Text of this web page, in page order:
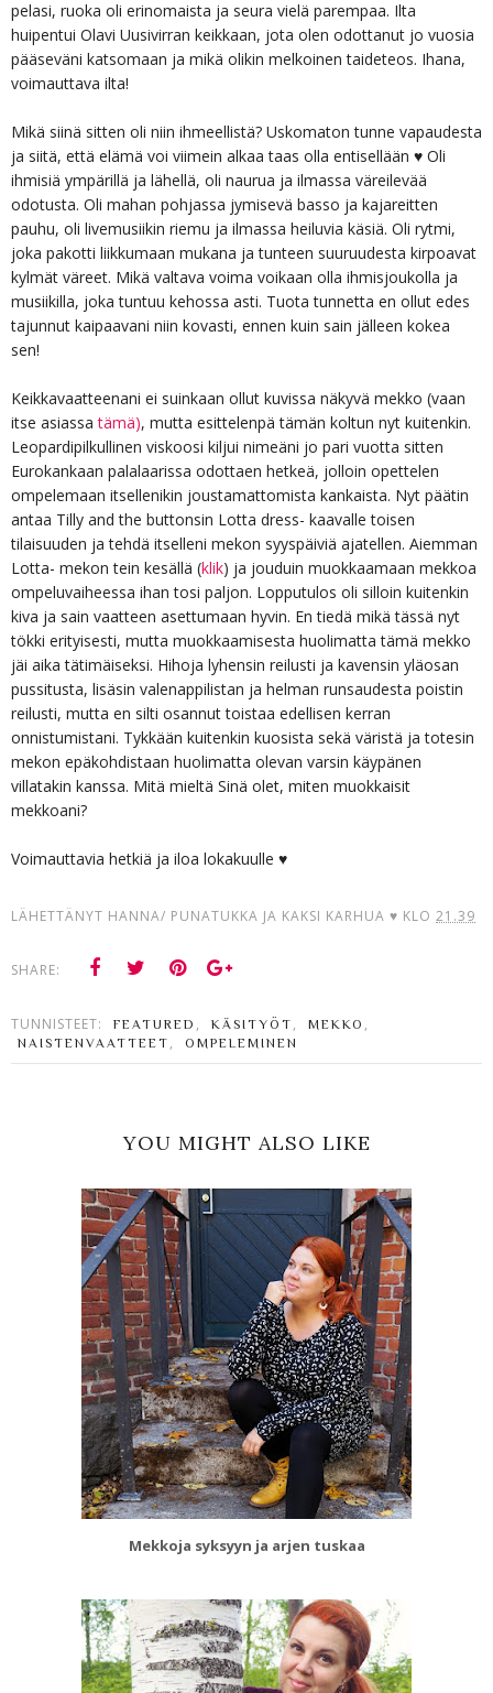
pelasi, ruoka oli erinomaista ja seura vielä parempaa. Ilta
huipentui Olavi Uusivirran keikkaan, jota olen odottanut jo vuosia
pääseväni katsomaan ja mikä olikin melkoinen taideteos. Ihana,
voimauttava ilta!
Mikä siinä sitten oli niin ihmeellistä? Uskomaton tunne vapaudesta
ja siitä, että elämä voi viimein alkaa taas olla entisellään ♥ Oli
ihmisiä ympärillä ja lähellä, oli naurua ja ilmassa väreilevää
odotusta. Oli mahan pohjassa jymisevä basso ja kajareitten
pauhu, oli livemusiikin riemu ja ilmassa heiluvia käsiä. Oli rytmi,
joka pakotti liikkumaan mukana ja tunteen suuruudesta kirpoavat
kylmät väreet. Mikä valtava voima voikaan olla ihmisjoukolla ja
musiikilla, joka tuntuu kehossa asti. Tuota tunnetta en ollut edes
tajunnut kaipaavani niin kovasti, ennen kuin sain jälleen kokea
sen!
Keikkavaatteenani ei suinkaan ollut kuvissa näkyvä mekko (vaan
itse asiassa tämä), mutta esittelenpä tämän koltun nyt kuitenkin.
Leopardipilkullinen viskoosi kiljui nimeäni jo pari vuotta sitten
Eurokankaan palalaarissa odottaen hetkeä, jolloin opettelen
ompelemaan itsellenikin joustamattomista kankaista. Nyt päätin
antaa Tilly and the buttonsin Lotta dress- kaavalle toisen
tilaisuuden ja tehdä itselleni mekon syyspäiviä ajatellen. Aiemman
Lotta- mekon tein kesällä (klik) ja jouduin muokkaamaan mekkoa
ompeluvaiheessa ihan tosi paljon. Lopputulos oli silloin kuitenkin
kiva ja sain vaatteen asettumaan hyvin. En tiedä mikä tässä nyt
tökki erityisesti, mutta muokkaamisesta huolimatta tämä mekko
jäi aika tätimäiseksi. Hihoja lyhensin reilusti ja kavensin yläosan
pussitusta, lisäsin valenappilistan ja helman runsaudesta poistin
reilusti, mutta en silti osannut toistaa edellisen kerran
onnistumistani. Tykkään kuitenkin kuosista sekä väristä ja totesin
mekon epäkohdistaan huolimatta olevan varsin käypänen
villatakin kanssa. Mitä mieltä Sinä olet, miten muokkaisit
mekkoani?
Voimauttavia hetkiä ja iloa lokakuulle ♥
LÄHETTÄNYT HANNA/ PUNATUKKA JA KAKSI KARHUA ♥ KLO 21.39
SHARE:
TUNNISTEET: FEATURED , KÄSITYÖT , MEKKO ,
NAISTENVAATTEET , OMPELEMINEN
YOU MIGHT ALSO LIKE
Mekkoja syksyyn ja arjen tuskaa